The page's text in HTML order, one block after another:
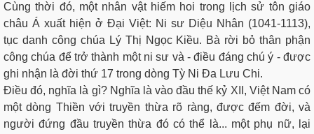
Cùng thời đó, một nhân vật hiếm hoi trong lịch sử tôn giáo
châu Á xuất hiện ở Đại Việt: Ni sư Diệu Nhân (1041-1113),
tục danh công chúa Lý Thị Ngọc Kiều. Bà rời bỏ thân phận
công chúa để trở thành một ni sư và - điều đáng chú ý - được
ghi nhận là đời thứ 17 trong dòng Tỳ Ni Đa Lưu Chi.
Điều đó, nghĩa là gì? Nghĩa là vào đầu thế kỷ XII, Việt Nam có
một dòng Thiền với truyền thừa rõ ràng, được đếm đời, và
người đứng đầu truyền thừa đó có thể là... một phụ nữ, lại